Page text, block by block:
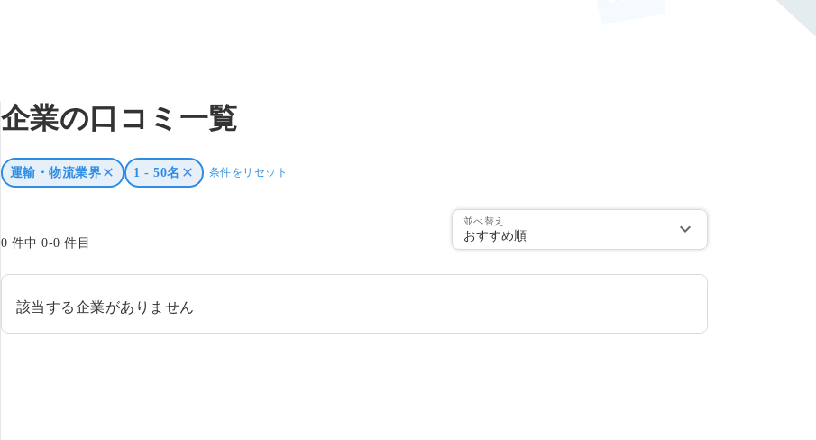
企業の口コミ一覧
運輸・物流業界 1 - 50名 条件をリセット
0 件中 0-0 件目
並べ替え
おすすめ順
該当する企業がありません